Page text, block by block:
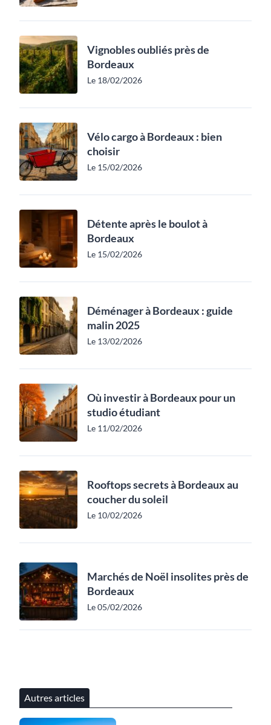
Vignobles oubliés près de
Bordeaux
Le 18/02/2026
Vélo cargo à Bordeaux : bien
choisir
Le 15/02/2026
Détente après le boulot à
Bordeaux
Le 15/02/2026
Déménager à Bordeaux : guide
malin 2025
Le 13/02/2026
Où investir à Bordeaux pour un
studio étudiant
Le 11/02/2026
Rooftops secrets à Bordeaux au
coucher du soleil
Le 10/02/2026
Marchés de Noël insolites près de
Bordeaux
Le 05/02/2026
Autres articles